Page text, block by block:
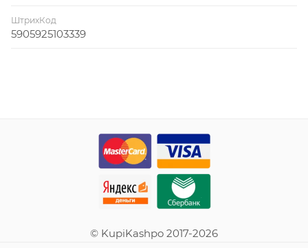
ШтрихКод
5905925103339
© KupiKashpo 2017-2026